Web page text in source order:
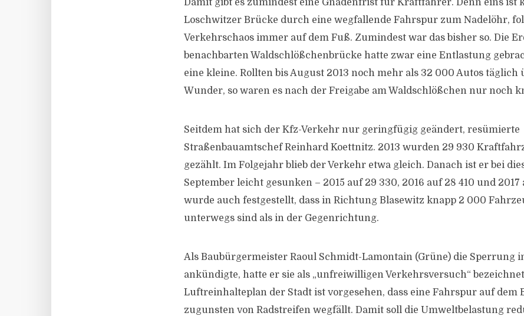
Damit gibt es zumindest eine Gnadenfrist für Kraftfahrer. Denn eins ist
Loschwitzer Brücke durch eine wegfallende Fahrspur zum Nadelöhr,
Verkehrschaos immer auf dem Fuß. Zumindest war das bisher so. Die
benachbarten Waldschlößchenbrücke hatte zwar eine Entlastung
eine kleine. Rollten bis August 2013 noch mehr als 32 000 Autos täglich
Wunder, so waren es nach der Freigabe am Waldschlößchen nur noch
Seitdem hat sich der Kfz-Verkehr nur geringfügig geändert, resümierte
Straßenbauamtschef Reinhard Koettnitz. 2013 wurden 29 930
gezählt. Im Folgejahr blieb der Verkehr etwa gleich. Danach ist er bei
September leicht gesunken – 2015 auf 29 330, 2016 auf 28 410 und 2017
wurde auch festgestellt, dass in Richtung Blasewitz knapp 2 000
unterwegs sind als in der Gegenrichtung.
Als Baubürgermeister Raoul Schmidt-Lamontain (Grüne) die Sperrung
ankündigte, hatte er sie als „unfreiwilligen Verkehrsversuch“
Luftreinhalteplan der Stadt ist vorgesehen, dass eine Fahrspur auf dem
zugunsten von Radstreifen wegfällt. Damit soll die Umweltbelastung